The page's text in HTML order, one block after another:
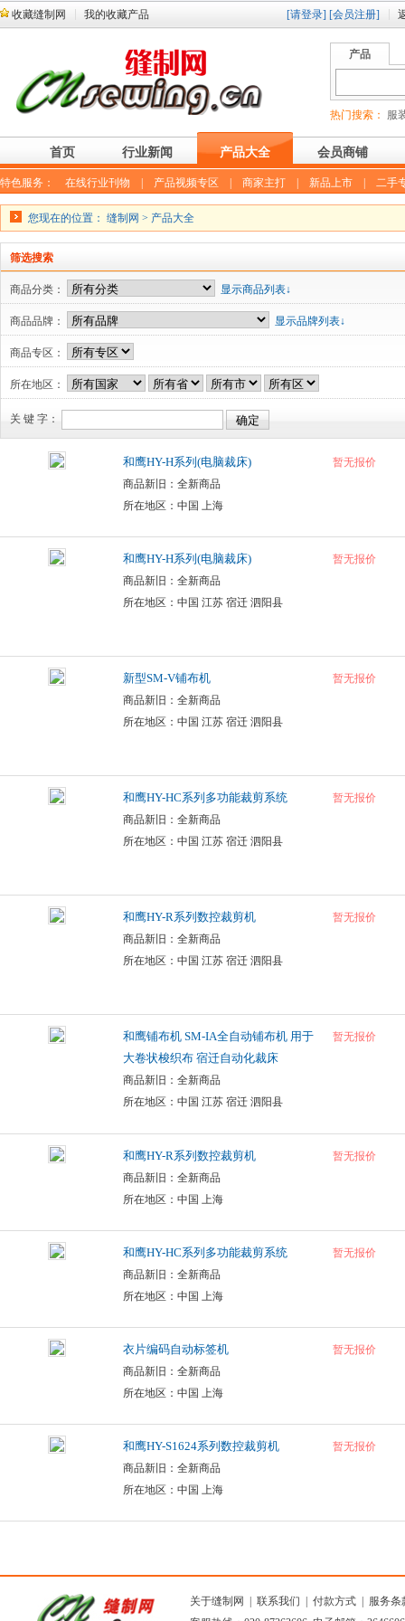
收藏缝制网 我的收藏产品 [请登录] [会员注册]
产品
热门搜索： 服
首页 行业新闻 产品大全 会员商铺
特色服务： 在线行业刊物 产品视频专区 商家主打 新品上市 二手
您现在的位置： 缝制网 > 产品大全
筛选搜索
商品分类： 显示商品列表↓
商品品牌： 显示品牌列表↓
商品专区：
所在地区：
关 键 字：
和鹰HY-H系列(电脑裁床)
商品新旧：全新商品
所在地区：中国 上海
暂无报价
和鹰HY-H系列(电脑裁床)
商品新旧：全新商品
所在地区：中国 江苏 宿迁 泗阳县
暂无报价
新型SM-V铺布机
商品新旧：全新商品
所在地区：中国 江苏 宿迁 泗阳县
暂无报价
和鹰HY-HC系列多功能裁剪系统
商品新旧：全新商品
所在地区：中国 江苏 宿迁 泗阳县
暂无报价
和鹰HY-R系列数控裁剪机
商品新旧：全新商品
所在地区：中国 江苏 宿迁 泗阳县
暂无报价
和鹰铺布机 SM-IA全自动铺布机 用于
大卷状梭织布 宿迁自动化裁床
商品新旧：全新商品
所在地区：中国 江苏 宿迁 泗阳县
暂无报价
和鹰HY-R系列数控裁剪机
商品新旧：全新商品
所在地区：中国 上海
暂无报价
和鹰HY-HC系列多功能裁剪系统
商品新旧：全新商品
所在地区：中国 上海
暂无报价
衣片编码自动标签机
商品新旧：全新商品
所在地区：中国 上海
暂无报价
和鹰HY-S1624系列数控裁剪机
商品新旧：全新商品
所在地区：中国 上海
暂无报价
关于缝制网 联系我们 付款方式
服务条